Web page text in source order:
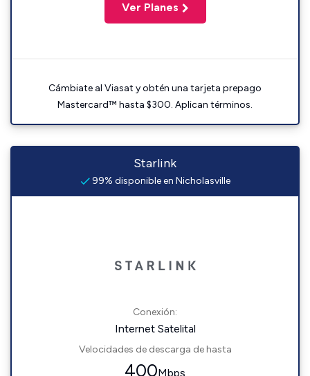
Ver Planes
Cámbiate al Viasat y obtén una tarjeta prepago
Mastercard™ hasta $300. Aplican términos.
Starlink
99% disponible en Nicholasville
Conexión:
Internet Satelital
Velocidades de descarga de hasta
400Mbps